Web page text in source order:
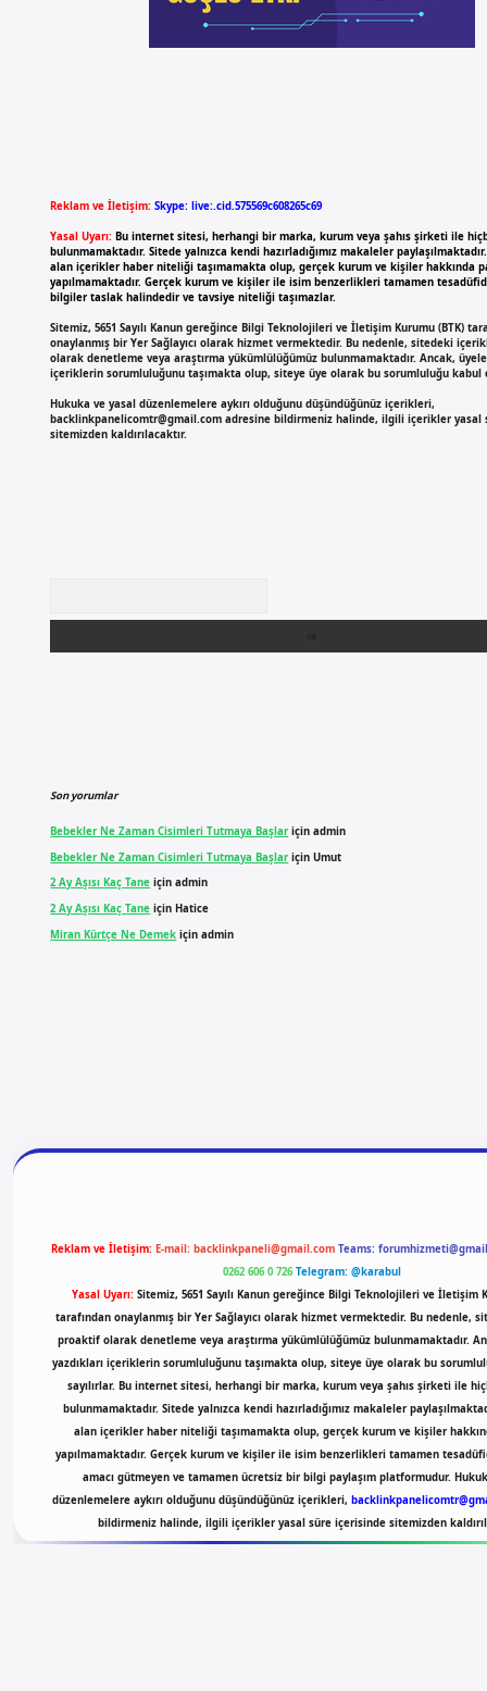
Reklam ve İletişim: Skype: live:.cid.575569c608265c69
Yasal Uyarı: Bu internet sitesi, herhangi bir marka, kurum veya şahıs şirketi ile
bulunmamaktadır. Sitede yalnızca kendi hazırladığımız makaleler
alan içerikler haber niteliği taşımamakta olup, gerçek kurum ve kişiler hakkında
yapılmamaktadır. Gerçek kurum ve kişiler ile isim benzerlikleri tamamen
bilgiler taslak halindedir ve tavsiye niteliği taşımazlar.
Sitemiz, 5651 Sayılı Kanun gereğince Bilgi Teknolojileri ve İletişim Kurumu (BTK)
onaylanmış bir Yer Sağlayıcı olarak hizmet vermektedir. Bu nedenle, sitedeki
olarak denetleme veya araştırma yükümlülüğümüz bulunmamaktadır. Ancak,
içeriklerin sorumluluğunu taşımakta olup, siteye üye olarak bu sorumluluğu kabul
Hukuka ve yasal düzenlemelere aykırı olduğunu düşündüğünüz içerikleri,
backlinkpanelicomtr@gmail.com adresine bildirmeniz halinde, ilgili içerikler yasal
sitemizden kaldırılacaktır.
Son yorumlar
Bebekler Ne Zaman Cisimleri Tutmaya Başlariçinadmin
Bebekler Ne Zaman Cisimleri Tutmaya BaşlariçinUmut
2 Ay Aşısı Kaç Tane içinadmin
2 Ay Aşısı Kaç Tane içinHatice
Miran Kürtçe Ne Demek içinadmin
Reklam ve İletişim: E-mail: backlinkpaneli@gmail.com Teams:
0262 606 0 726 Telegram: @karabul
Yasal Uyarı: Sitemiz, 5651 Sayılı Kanun gereğince Bilgi Teknolojileri ve İletişim
tarafından onaylanmış bir Yer Sağlayıcı olarak hizmet vermektedir. Bu nedenle,
proaktif olarak denetleme veya araştırma yükümlülüğümüz bulunmamaktadır.
yazdıkları içeriklerin sorumluluğunu taşımakta olup, siteye üye olarak bu
sayılırlar. Bu internet sitesi, herhangi bir marka, kurum veya şahıs şirketi ile
bulunmamaktadır. Sitede yalnızca kendi hazırladığımız makaleler
alan içerikler haber niteliği taşımamakta olup, gerçek kurum ve kişiler
yapılmamaktadır. Gerçek kurum ve kişiler ile isim benzerlikleri tamamen
amacı gütmeyen ve tamamen ücretsiz bir bilgi paylaşım platformudur.
düzenlemelere aykırı olduğunu düşündüğünüz içerikleri,
bildirmeniz halinde, ilgili içerikler yasal süre içerisinde sitemizden